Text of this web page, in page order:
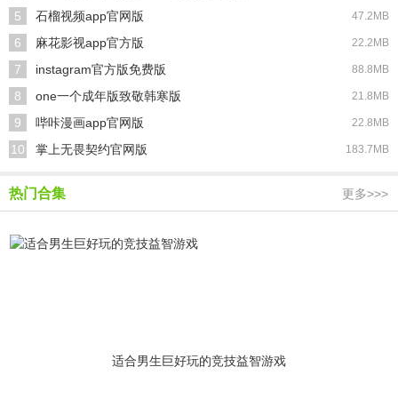
5 石榴视频app官网版 47.2MB
6 麻花影视app官方版 22.2MB
7 instagram官方版免费版 88.8MB
8 one一个成年版致敬韩寒版 21.8MB
9 哔咔漫画app官网版 22.8MB
10 掌上无畏契约官网版 183.7MB
热门合集 更多>>>
适合男生巨好玩的竞技益智游戏